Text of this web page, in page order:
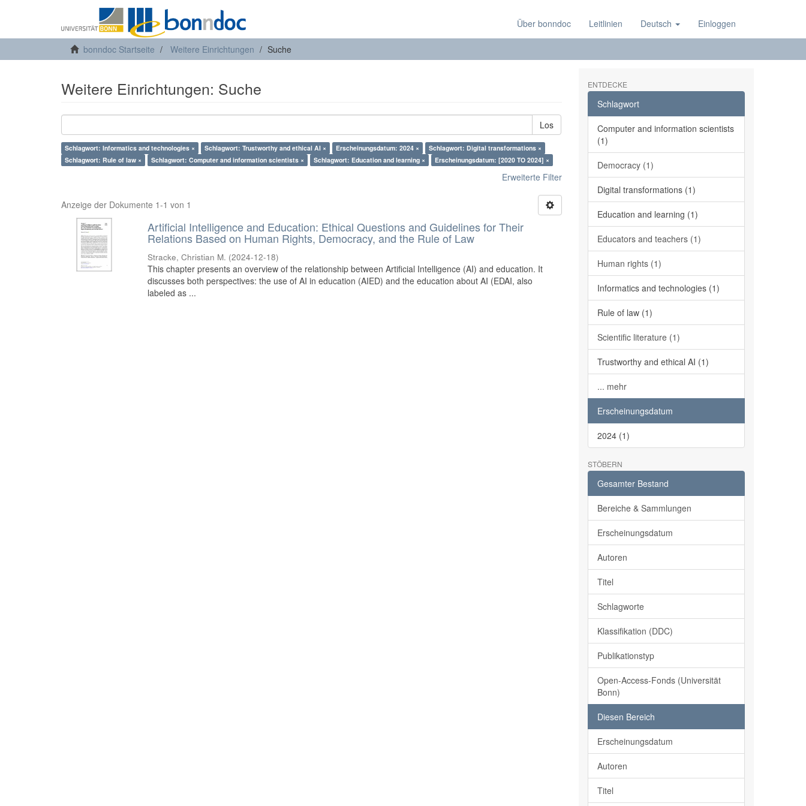
Über bonndoc Leitlinien Deutsch Einloggen
bonndoc Startseite Weitere Einrichtungen Suche
Weitere Einrichtungen: Suche
Los
Schlagwort: Informatics and technologies × Schlagwort: Trustworthy and ethical AI × Erscheinungsdatum: 2024 ×
Schlagwort: Digital transformations ×
Schlagwort: Rule of law ×
Schlagwort: Computer and information scientists × Schlagwort: Education and learning × Erscheinungsdatum: [2020 TO 2024] ×
Erweiterte Filter
Anzeige der Dokumente 1-1 von 1
Artificial Intelligence and Education: Ethical Questions and Guidelines for Their
Relations Based on Human Rights, Democracy, and the Rule of Law
Stracke, Christian M. (2024-12-18)
This chapter presents an overview of the relationship between Artificial Intelligence (AI) and education. It
discusses both perspectives: the use of AI in education (AIED) and the education about AI (EDAI, also
labeled as ...
ENTDECKE
Schlagwort
Computer and information scientists
(1)
Democracy (1)
Digital transformations (1)
Education and learning (1)
Educators and teachers (1)
Human rights (1)
Informatics and technologies (1)
Rule of law (1)
Scientific literature (1)
Trustworthy and ethical AI (1)
... mehr
Erscheinungsdatum
2024 (1)
STÖBERN
Gesamter Bestand
Bereiche & Sammlungen
Erscheinungsdatum
Autoren
Titel
Schlagworte
Klassifikation (DDC)
Publikationstyp
Open-Access-Fonds (Universität
Bonn)
Diesen Bereich
Erscheinungsdatum
Autoren
Titel